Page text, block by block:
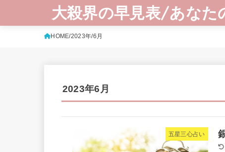
大殺界の早見表/あなた
HOME 2023年 6月
2023年6月
五星三心占い